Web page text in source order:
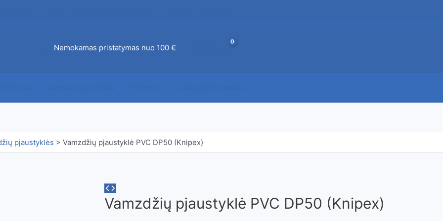
Nemokamas pristatymas nuo 100 €
pjaustyklės > Vamzdžių pjaustyklė PVC DP50 (Knipex)
Vamzdžių pjaustyklė PVC DP50 (Knipex)